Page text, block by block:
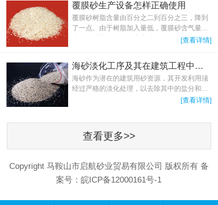
覆膜砂生产设备怎样正确使用
覆膜砂树脂含量由百分之二到百分之三，降到
了一点。由于树脂加入量低，覆膜砂含气量
[查看详情]
海砂淡化工序及其在建筑工程中的应用前景
海砂作为潜在的建筑用砂资源，其开发利用须
经过严格的淡化处理，以去除其中的盐分和有
害杂质，确保其在建筑工程中的安全性与耐久
[查看详情]
查看更多>>
Copyright 马鞍山市启航砂业贸易有限公司 版权所有 备
案号：皖ICP备12000161号-1